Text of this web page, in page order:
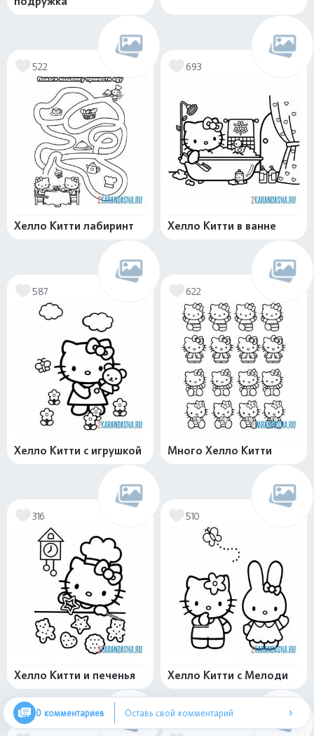
522
Хелло Китти лабиринт
693
Хелло Китти в ванне
587
Хелло Китти с игрушкой
622
Много Хелло Китти
316
Хелло Китти и печенья
510
Хелло Китти с Мелоди
0 комментариев Оставь свой комментарий ›